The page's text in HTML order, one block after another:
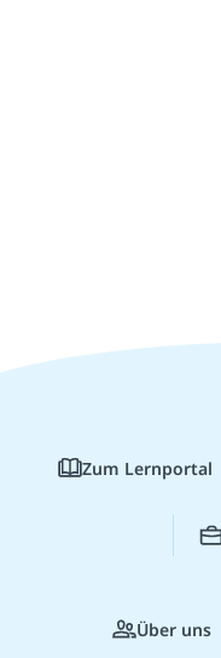
Zum Lernportal
Über uns